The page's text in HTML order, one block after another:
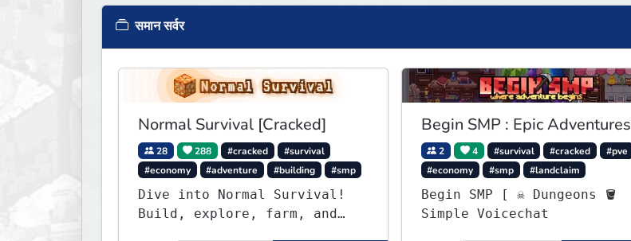
समान सर्वर
Normal Survival [Cracked]
28 288 #cracked
#survival
#economy
#adventure #building #smp
Dive into Normal Survival!
Build, explore, farm, and
Begin SMP : Epic Adventures
2 4 #survival #cracked
#pve
#economy
#smp #landclaim
Begin SMP [ ☠ Dungeons 🪣
Simple Voicechat